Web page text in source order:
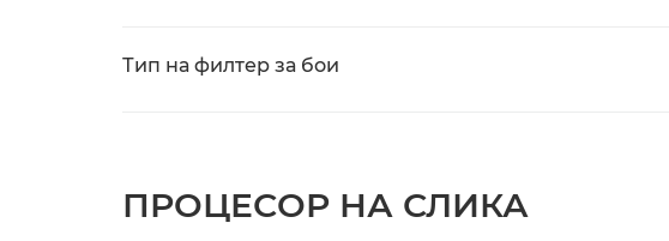
Тип на филтер за бои
ПРОЦЕСОР НА СЛИКА